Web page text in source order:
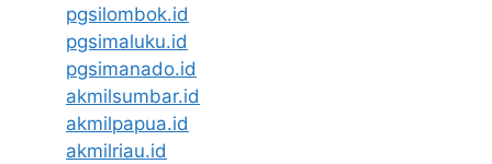
pgsilombok.id
pgsimaluku.id
pgsimanado.id
akmilsumbar.id
akmilpapua.id
akmilriau.id